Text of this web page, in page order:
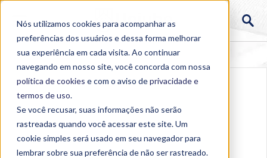
Nós utilizamos cookies para acompanhar as
preferências dos usuários e dessa forma melhorar
sua experiência em cada visita. Ao continuar
navegando em nosso site, você concorda com nossa
política de cookies e com o aviso deprivacidade e
termos de uso.
Se você recusar, suas informações não serão
rastreadas quando você acessar este site. Um
cookie simples será usado em seu navegador para
lembrar sobre sua preferência de não ser rastreado.